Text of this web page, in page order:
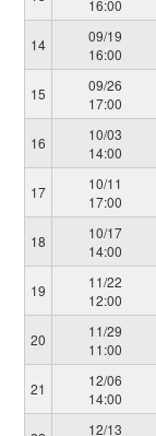
16:00
14
09/19
16:00
15
09/26
17:00
16
10/03
14:00
17
10/11
17:00
18
10/17
14:00
19
11/22
12:00
20
11/29
11:00
21
12/06
14:00
12/13